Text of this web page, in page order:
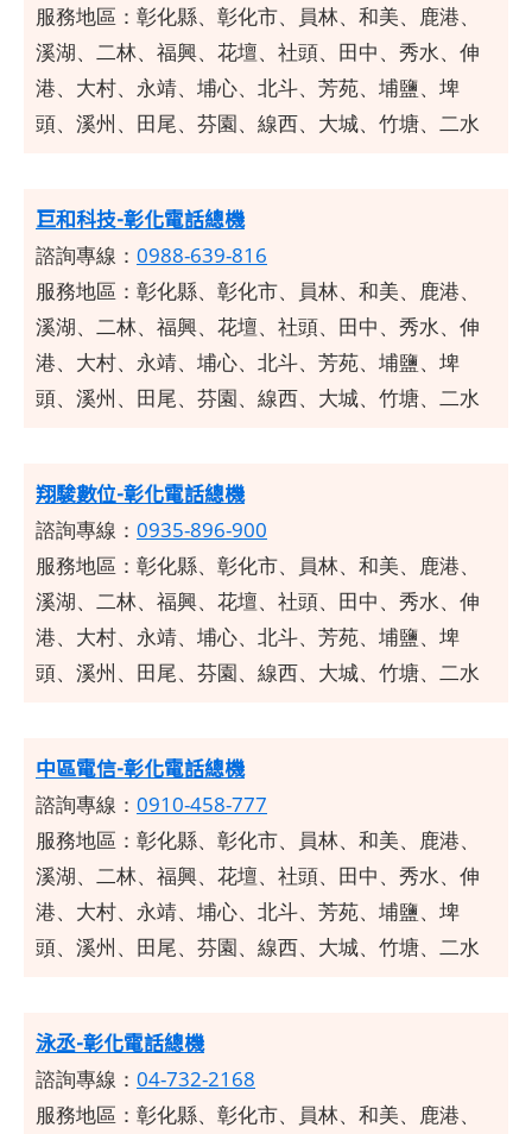
服務地區：彰化縣、彰化市、員林、和美、鹿港、
溪湖、二林、福興、花壇、社頭、田中、秀水、伸
港、大村、永靖、埔心、北斗、芳苑、埔鹽、埤
頭、溪州、田尾、芬園、線西、大城、竹塘、二水
巨和科技-彰化電話總機
諮詢專線： 0988-639-816
服務地區：彰化縣、彰化市、員林、和美、鹿港、
溪湖、二林、福興、花壇、社頭、田中、秀水、伸
港、大村、永靖、埔心、北斗、芳苑、埔鹽、埤
頭、溪州、田尾、芬園、線西、大城、竹塘、二水
翔駿數位-彰化電話總機
諮詢專線： 0935-896-900
服務地區：彰化縣、彰化市、員林、和美、鹿港、
溪湖、二林、福興、花壇、社頭、田中、秀水、伸
港、大村、永靖、埔心、北斗、芳苑、埔鹽、埤
頭、溪州、田尾、芬園、線西、大城、竹塘、二水
中區電信-彰化電話總機
諮詢專線： 0910-458-777
服務地區：彰化縣、彰化市、員林、和美、鹿港、
溪湖、二林、福興、花壇、社頭、田中、秀水、伸
港、大村、永靖、埔心、北斗、芳苑、埔鹽、埤
頭、溪州、田尾、芬園、線西、大城、竹塘、二水
泳丞-彰化電話總機
諮詢專線： 04-732-2168
服務地區：彰化縣、彰化市、員林、和美、鹿港、